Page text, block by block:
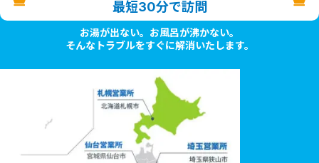
最短30分で訪問
お湯が出ない。お風呂が沸かない。
そんなトラブルをすぐに解消いたします。